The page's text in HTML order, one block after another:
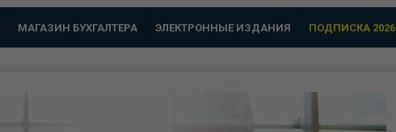
МАГАЗИН БУХГАЛТЕРА ЭЛЕКТРОННЫЕ ИЗДАНИЯ ПОДПИСКА 2026